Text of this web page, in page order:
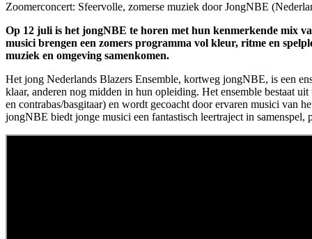
Zoomerconcert: Sfeervolle, zomerse muziek door JongNBE
Op 12 juli is het jongNBE te horen met hun kenmerkende mix
musici brengen een zomers programma vol kleur, ritme en
muziek en omgeving samenkomen.
Het jong Nederlands Blazers Ensemble, kortweg jongNBE, is een
klaar, anderen nog midden in hun opleiding. Het ensemble bestaat
en contrabas/basgitaar) en wordt gecoacht door ervaren musici van
jongNBE biedt jonge musici een fantastisch leertraject in samenspel,